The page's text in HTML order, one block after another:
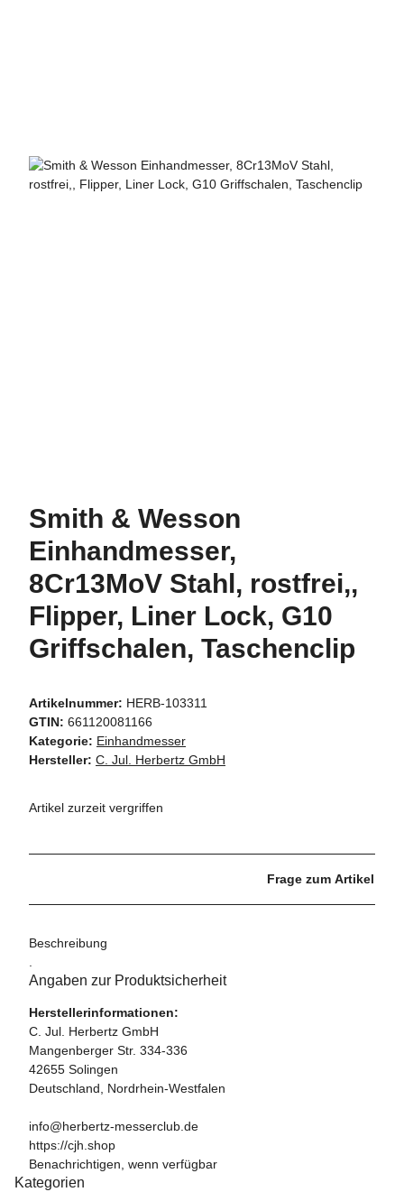
Smith & Wesson
Einhandmesser,
8Cr13MoV Stahl, rostfrei,,
Flipper, Liner Lock, G10
Griffschalen, Taschenclip
Artikelnummer: HERB-103311
GTIN: 661120081166
Kategorie: Einhandmesser
Hersteller: C. Jul. Herbertz GmbH
Artikel zurzeit vergriffen
Frage zum Artikel
Beschreibung
Angaben zur Produktsicherheit
Herstellerinformationen:
C. Jul. Herbertz GmbH
Mangenberger Str. 334-336
42655 Solingen
Deutschland, Nordrhein-Westfalen
info@herbertz-messerclub.de
https://cjh.shop
Benachrichtigen, wenn verfügbar
Kategorien